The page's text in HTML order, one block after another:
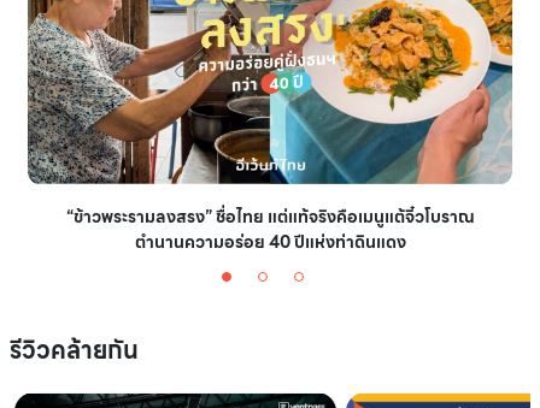
“ข้าวพระรามลงสรง” ชื่อไทย แต่แท้จริงคือเมนูแต้จิ๋วโบราณ
ตำนานความอร่อย 40 ปีแห่งท่าดินแดง
รีวิวคล้ายกัน